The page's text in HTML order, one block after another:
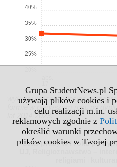
Grupa StudentNews.pl
używają plików cookies i
celu realizacji m.in.
reklamowych zgodnie z
określić warunki
plików cookies w Twojej
25%
30%
35%
40%
wykres: procent miesięcy
formie w pierwszym roku po
lat 2014-2023.
Czas pracy w I roku po